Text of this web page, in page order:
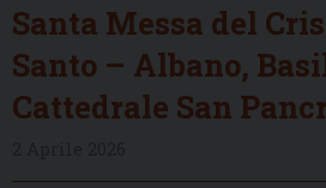
Santa Messa del
Santo – Albano,
Cattedrale San